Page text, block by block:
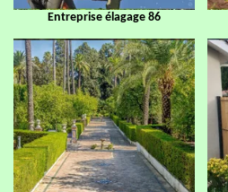
Entreprise élagage 86